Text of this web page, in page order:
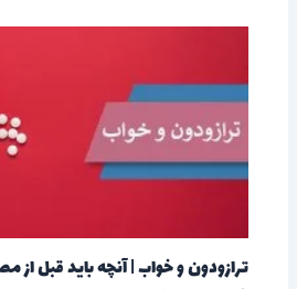
ترازودون و خواب | آنچه باید قبل از